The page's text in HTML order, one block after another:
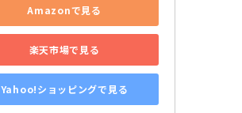
Amazonで見る
楽天市場で見る
Yahoo!ショッピングで見る